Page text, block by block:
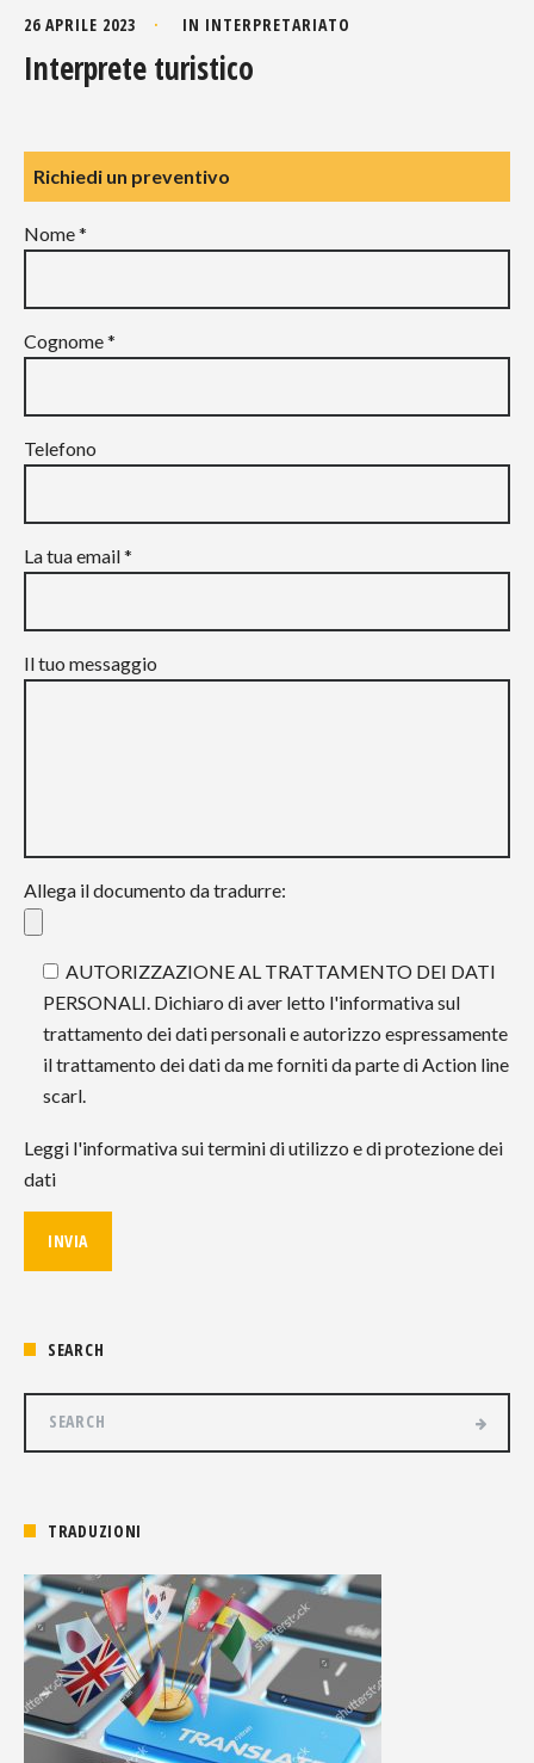
26 APRILE 2023 IN INTERPRETARIATO
Interprete turistico
Richiedi un preventivo
Nome *
Cognome *
Telefono
La tua email *
Il tuo messaggio
Allega il documento da tradurre:
AUTORIZZAZIONE AL TRATTAMENTO DEI DATI
PERSONALI. Dichiaro di aver letto l'informativa sul
trattamento dei dati personali e autorizzo espressamente
il trattamento dei dati da me forniti da parte di Action line
scarl.
Leggi l'informativa sui termini di utilizzo e di protezione dei
dati
SEARCH
TRADUZIONI